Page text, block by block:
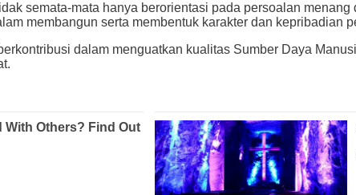
semata-mata hanya berorientasi pada persoalan
membangun serta membentuk karakter dan kepribadian
dalam menguatkan kualitas Sumber Daya